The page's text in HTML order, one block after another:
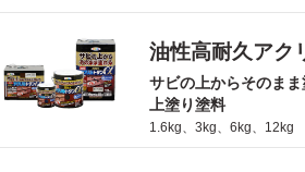
油性高耐久アク
サビの上からそのま
上塗り塗料
1.6kg、3kg、6kg、12kg